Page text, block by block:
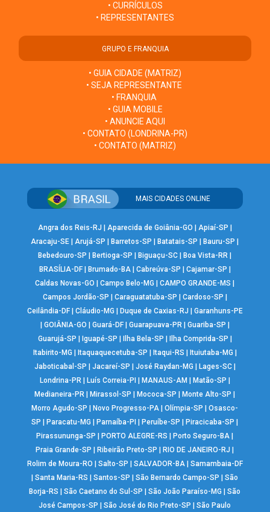
• CURRÍCULOS
• REPRESENTANTES
GRUPO E FRANQUIA
• GUIA CIDADE (MATRIZ)
• SEJA REPRESENTANTE
• FRANQUIA
• GUIA MOBILE
• ANUNCIE AQUI
• CONTATO (LONDRINA-PR)
• CONTATO (MATRIZ)
MAIS CIDADES ONLINE
Angra dos Reis-RJ Aparecida de Goiânia-GO Apiaí-SP
Aracaju-SE |Arujá-SP Barretos-SP Batatais-SP Bauru-SP
Bebedouro-SP
Bertioga-SP Biguaçu-SC Boa Vista-RR
BRASÍLIA-DF| Brumado-BA| Cabreúva-SP Cajamar-SP
Caldas Novas-GO
|Campo Belo-MG |CAMPO GRANDE-MS
Campos Jordão-SP
Caraguatatuba-SP Cardoso-SP
Ceilândia-DF| Cláudio-MG Duque de Caxias-RJ
Garanhuns-PE
GOIÂNIA-GO Guará-DF| Guarapuava-PR| Guariba-SP
Guarujá-SP
Iguapé-SP Ilha Bela-SP Ilha Comprida-SP
Itabirito-MG
Itaquaquecetuba-SP Itaqui-RS Ituiutaba-MG
Jaboticabal-SP
Jacareí-SP José Raydan-MG Lages-SC|
Londrina-PR| Luís Correia-PI MANAUS-AM Matão-SP
Medianeira-PR
Mirassol-SP Mococa-SP Monte Alto-SP
Morro Agudo-SP
Novo Progresso-PA |Olímpia-SP |Osasco-
SP
Paracatu-MG Parnaíba-PI Peruíbe-SP Piracicaba-SP
Pirassununga-SP
PORTO ALEGRE-RS Porto Seguro-BA
Praia Grande-SP
Ribeirão Preto-SP RIO DE JANEIRO-RJ
Rolim de Moura-RO
Salto-SP SALVADOR-BA| Samambaia-DF
|Santa Maria-RS |Santos-SP |São Bernardo Campo-SP |São
Borja-RS
|São Caetano do Sul-SP |São João Paraíso-MG |São
José Campos-SP
|São José do Rio Preto-SP |São Paulo